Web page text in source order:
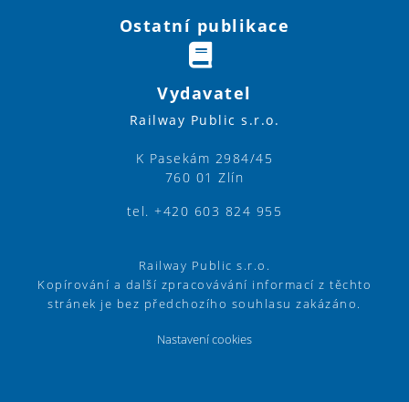
Ostatní publikace
Vydavatel
Railway Public s.r.o.
K Pasekám 2984/45
760 01 Zlín
tel. +420 603 824 955
Railway Public s.r.o.
Kopírování a další zpracovávání informací z těchto
stránek je bez předchozího souhlasu zakázáno.
Nastavení cookies